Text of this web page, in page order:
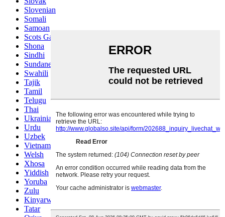
Slovenian
Somali
Samoan
Scots Gaelic
Shona
Sindhi
Sundanese
Swahili
Tajik
Tamil
Telugu
Thai
Ukrainian
Urdu
Uzbek
Vietnamese
Welsh
Xhosa
Yiddish
Yoruba
Zulu
Kinyarwanda
Tatar